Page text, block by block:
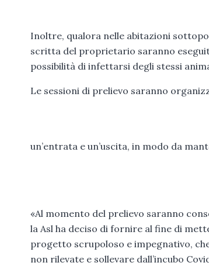
Inoltre, qualora nelle abitazioni
scritta del proprietario saranno
possibilità di infettarsi degli stessi
Le sessioni di prelievo saranno
un’entrata e un’uscita, in modo da
«Al momento del prelievo saranno
la Asl ha deciso di fornire al fine di
progetto scrupoloso e impegnativo,
non rilevate e sollevare dall’incubo